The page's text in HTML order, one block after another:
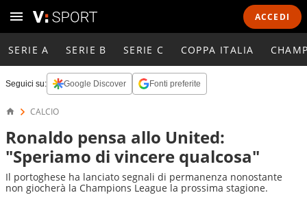
ACCEDI
SERIE A SERIE B SERIE C COPPA ITALIA
Seguici su: Google Discover Fonti preferite
CALCIO
Ronaldo pensa allo United:
"Speriamo di vincere qualcosa"
Il portoghese ha lanciato segnali di permanenza nonostante
non giocherà la Champions League la prossima stagione.